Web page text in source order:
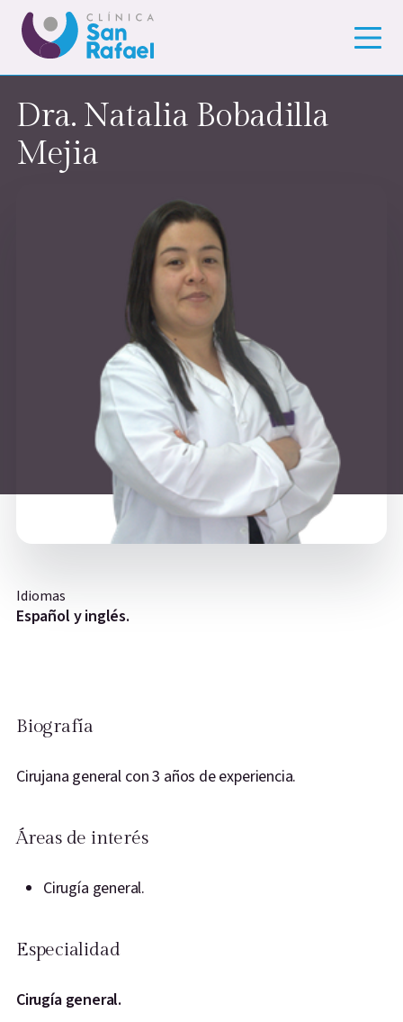
Dra. Natalia Bobadilla
Mejia
Idiomas
Español y inglés.
Biografía
Cirujana general con 3 años de experiencia.
Áreas de interés
Cirugía general.
Especialidad
Cirugía general.